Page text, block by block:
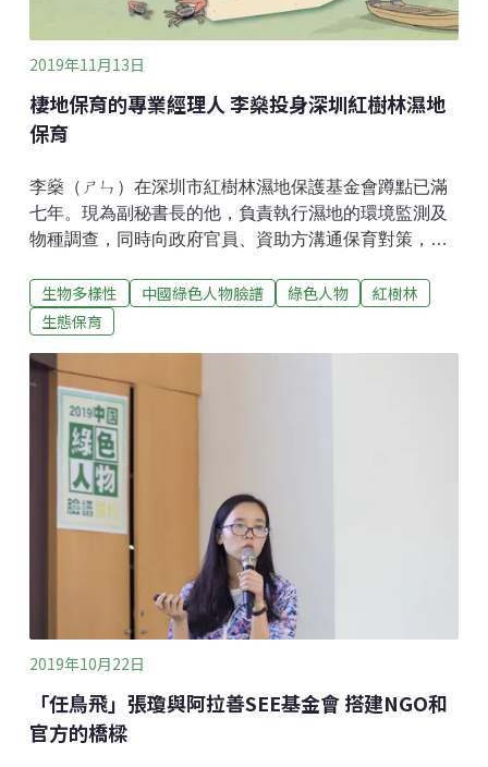
憶。18歲至濱海城市廈門大學念植物學，再度拉近劉毅
與紅樹林的關係，一來是因為廈門大學有紅樹林的研究
權威，二來
2019年11月13日
棲地保育的專業經理人 李燊投身深圳紅樹林濕地
保育
李燊（ㄕㄣ）在深圳市紅樹林濕地保護基金會蹲點已滿
七年。現為副秘書長的他，負責執行濕地的環境監測及
物種調查，同時向政府官員、資助方溝通保育對策，與
的標準答案。看似無窮無盡的生態變化，正是吸引李燊
長期投入的關鍵，「我從中獲得不同的樂趣。」他舉
將觀察尺度縮小到深圳某一塊濕地上，其中的物種仍保
持動態消長，絕非一成不變。在沒有標準答案的生態領
域中，李燊期待憑著長期的觀察與研究，貢獻有益於生
態多樣性的做法。「這是一份工作、一項職業，目的是
專業地把事情做好」，他拒絕將保育工作貼上道德的標
籤，強調「我們就是公益行業的專業經理人。」以感性
服務理性 先發現問題才有機會解決問題10月19日，李
燊、劉毅、周智琴及張瓊出席「2019 中國綠色人物臉譜
論壇」，分享濕地研究、保育、營造與倡議的經驗。藉
此平台與台灣的環保團體交
生物多樣性 中國綠色人物臉譜 綠色人物
紅樹林
生態保育
2019年10月22日
「任鳥飛」張瓊與阿拉善SEE基金會 搭建NGO和
官方的橋樑